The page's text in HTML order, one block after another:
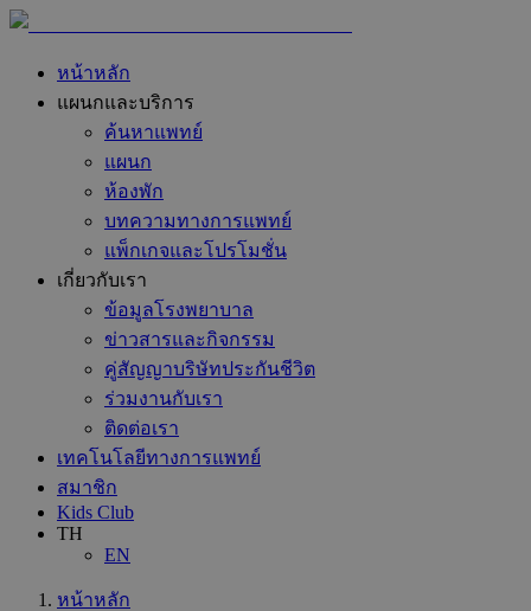
หน้าหลัก
แผนกและบริการ
ค้นหาแพทย์
แผนก
ห้องพัก
บทความทางการแพทย์
แพ็กเกจและโปรโมชั่น
เกี่ยวกับเรา
ข้อมูลโรงพยาบาล
ข่าวสารและกิจกรรม
คู่สัญญาบริษัทประกันชีวิต
ร่วมงานกับเรา
ติดต่อเรา
เทคโนโลยีทางการแพทย์
สมาชิก
Kids Club
TH
EN
หน้าหลัก